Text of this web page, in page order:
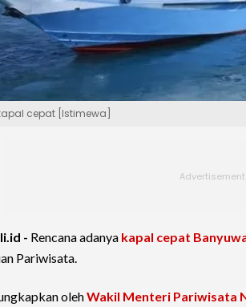
cepat [Istimewa]
- Rencana adanya kapal cepat
Pariwisata.
olehWakil Menteri Pariwisata